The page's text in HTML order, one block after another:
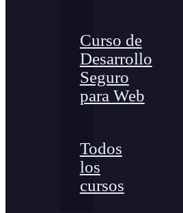
Curso de
Desarrollo
Seguro
para Web
Todos
los
cursos